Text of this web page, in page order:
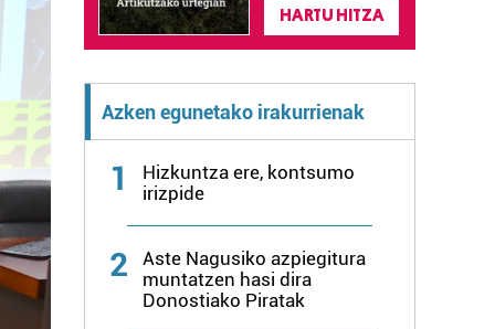
HARTU HITZA
Azken egunetako irakurrienak
1
Hizkuntza ere, kontsumo
irizpide
2
Aste Nagusiko azpiegitura
muntatzen hasi dira
Donostiako Piratak